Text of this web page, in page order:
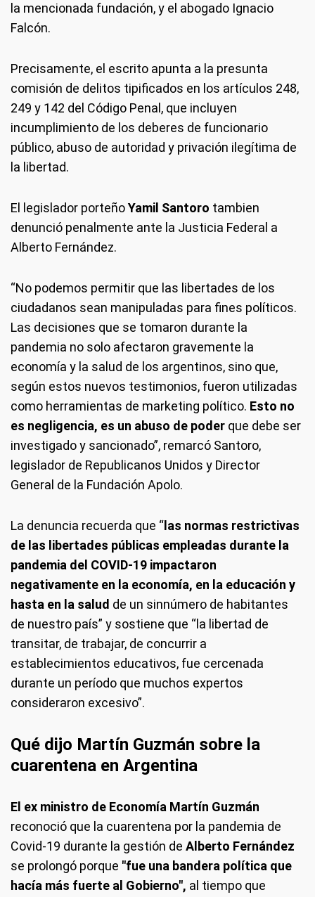
la mencionada fundación, y el abogado Ignacio
Falcón.
Precisamente, el escrito apunta a la presunta
comisión de delitos tipificados en los artículos 248,
249 y 142 del Código Penal, que incluyen
incumplimiento de los deberes de funcionario
público, abuso de autoridad y privación ilegítima de
la libertad.
El legislador porteñoYamil Santoro tambien
denunció penalmente ante la Justicia Federal a
Alberto Fernández.
“No podemos permitir que las libertades de los
ciudadanos sean manipuladas para fines políticos.
Las decisiones que se tomaron durante la
pandemia no solo afectaron gravemente la
economía y la salud de los argentinos, sino que,
según estos nuevos testimonios, fueron utilizadas
como herramientas de marketing político. Esto no
es negligencia, es un abuso de poder que debe ser
investigado y sancionado”, remarcó Santoro,
legislador de Republicanos Unidos y Director
General de la Fundación Apolo.
La denuncia recuerda que “ las normas restrictivas
de las libertades públicas empleadas durante la
pandemia del COVID-19 impactaron
negativamente en la economía, en la educación y
hasta en la salud de un sinnúmero de habitantes
de nuestro país” y sostiene que “la libertad de
transitar, de trabajar, de concurrir a
establecimientos educativos, fue cercenada
durante un período que muchos expertos
consideraron excesivo”.
Qué dijo Martín Guzmán sobre la
cuarentena en Argentina
El ex ministro de Economía Martín Guzmán
reconoció que la cuarentena por la pandemia de
Covid-19 durante la gestión de Alberto Fernández
se prolongó porque "fue una bandera política que
hacía más fuerte al Gobierno", al tiempo que